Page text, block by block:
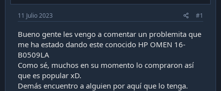
l
t
e
m
p
b
l
c
c
i
ó
11 Julio 2023 #1
Bueno gente les vengo a comentar un problemita que
me ha estado dando este conocido HP OMEN 16-
B0509LA
Como sé, muchos en su momento lo compraron así
que es popular xD.
Demás encuentro a alguien por aquí que lo tenga.